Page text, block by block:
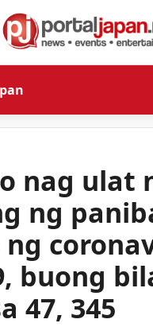
nag ulat
ng
ng
buong
47, 345